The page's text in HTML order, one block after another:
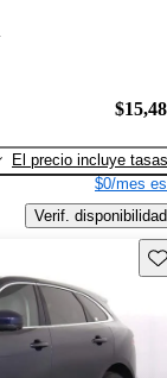
El precio incluye tasas
$0/mes
Verif. disponibilidad